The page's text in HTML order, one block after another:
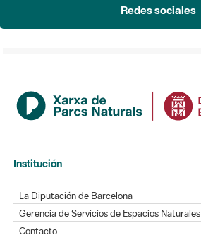
Redes sociales
Institución
La Diputación de Barcelona
Gerencia de Servicios de Espacios Naturales
Contacto